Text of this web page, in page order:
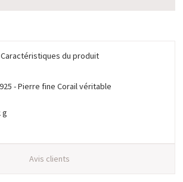
Caractéristiques du produit
- Pierre fine Corail véritable
g
Avis clients